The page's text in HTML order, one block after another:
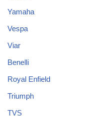
Yamaha
Vespa
Viar
Benelli
Royal Enfield
Triumph
TVS